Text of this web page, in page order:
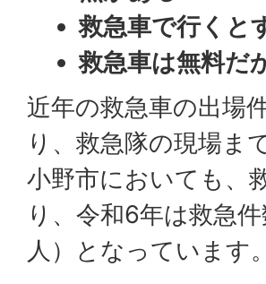
救急車で行くと
救急車は無料だ
近年の救急車の出場
り、救急隊の現場ま
小野市においても、
り、令和6年は救急
人）となっています。